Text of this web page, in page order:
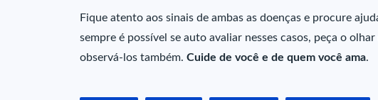
Fique atento aos sinais de ambas as doenças e procure
sempre é possível se auto avaliar nesses casos, peça o
observá-los também. Cuide de você e de quem você ama.